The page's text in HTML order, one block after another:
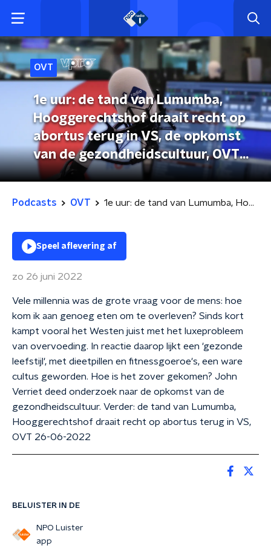
OVT
1e uur: de tand van Lumumba,
Hooggerechtshof draait recht op
abortus terug in VS, de opkomst
van de gezondheidscultuur, OVT
26-06-2022
Podcasts OVT 1e uur: de tand van Lumumba, Hooggerechtshof draait recht op abortus terug in VS, de opkomst van de gezondheidscultuur, OVT 26-06-2022
BELUISTER IN DE
NPO Luister
app
Speel aflevering af
zo 26 juni 2022
Vele millennia was de grote vraag voor de mens: hoe
kom ik aan genoeg eten om te overleven? Sinds kort
kampt vooral het Westen juist met het luxeprobleem
van overvoeding. In reactie daarop lijkt een 'gezonde
leefstijl', met dieetpillen en fitnessgoeroe's, een ware
cultus geworden. Hoe is het zover gekomen? John
Verriet deed onderzoek naar de opkomst van de
gezondheidscultuur. Verder: de tand van Lumumba,
Hooggerechtshof draait recht op abortus terug in VS,
OVT 26-06-2022